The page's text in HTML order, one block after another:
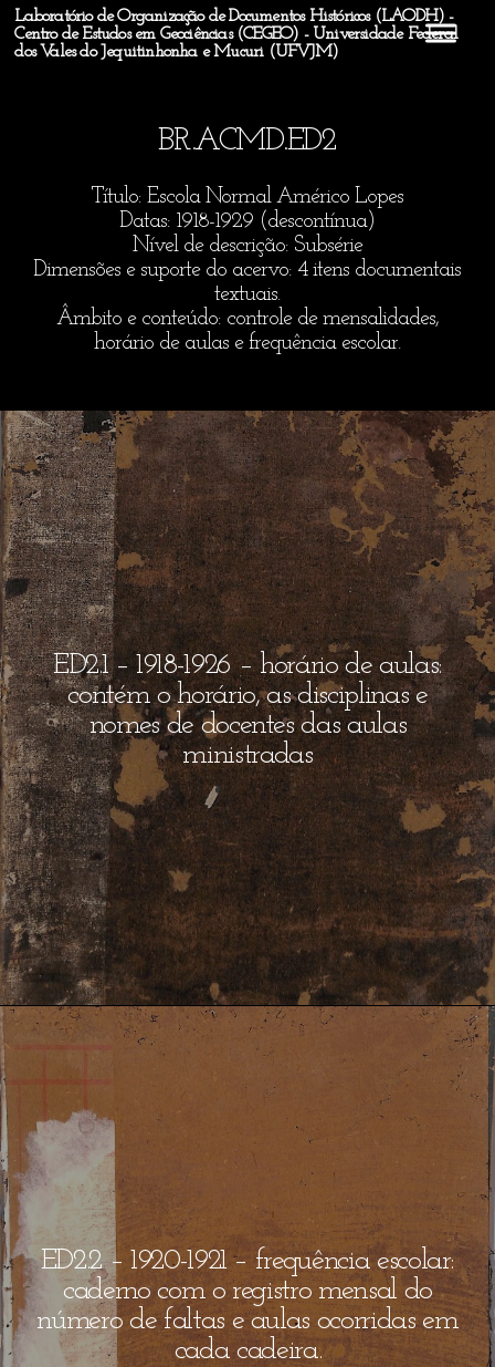
Laboratório de Organização de Documentos Históricos (LAODH) -
Centro de Estudos em Geociências (CEGEO) - Universidade Federal
dos Vales do Jequitinhonha e Mucuri (UFVJM)
BR.ACMD.ED2
Título: Escola Normal Américo Lopes
Datas: 1918-1929 (descontínua)
Nível de descrição: Subsérie
Dimensões e suporte do acervo: 4 itens documentais
textuais.
Âmbito e conteúdo: controle de mensalidades,
horário de aulas e frequência escolar.
ED2.1 – 1918-1926 – horário de aulas:
contém o horário, as disciplinas e
nomes de docentes das aulas
ministradas
ED2.2 – 1920-1921 – frequência escolar:
caderno com o registro mensal do
número de faltas e aulas ocorridas em
cada cadeira.